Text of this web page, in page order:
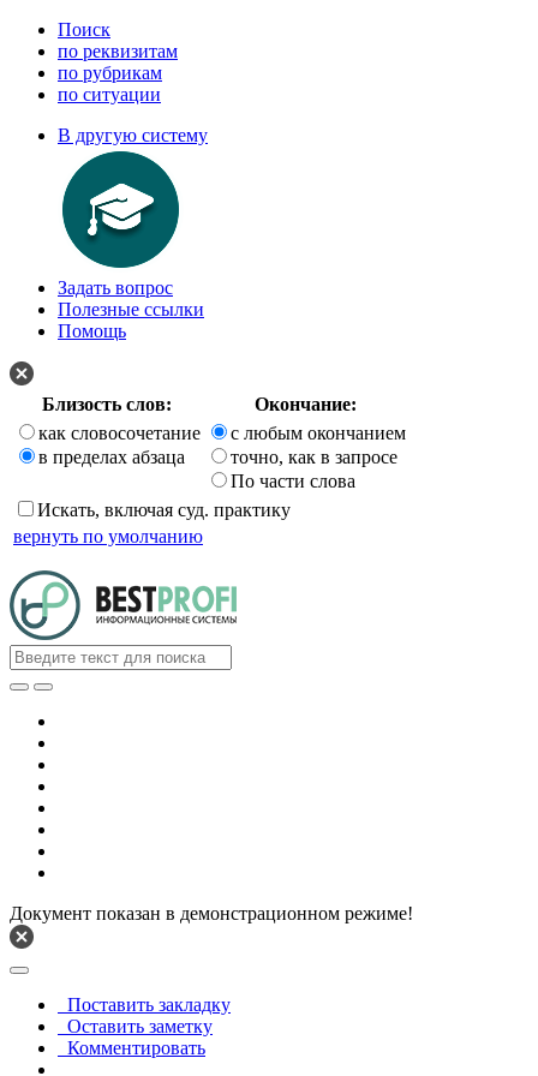
Поиск
по реквизитам
по рубрикам
по ситуации
В другую систему
Задать вопрос
Полезные ссылки
Помощь
Близость слов:
Окончание:
как словосочетание
в пределах абзаца
с любым окончанием
точно, как в запросе
По части слова
Искать, включая суд. практику
вернуть по умолчанию
Документ показан в демонстрационном режиме!
Поставить закладку
Оставить заметку
Комментировать